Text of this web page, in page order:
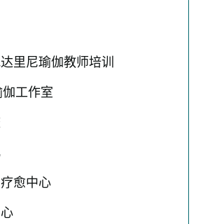
里尼瑜伽教师培训
伽工作室
愈中心